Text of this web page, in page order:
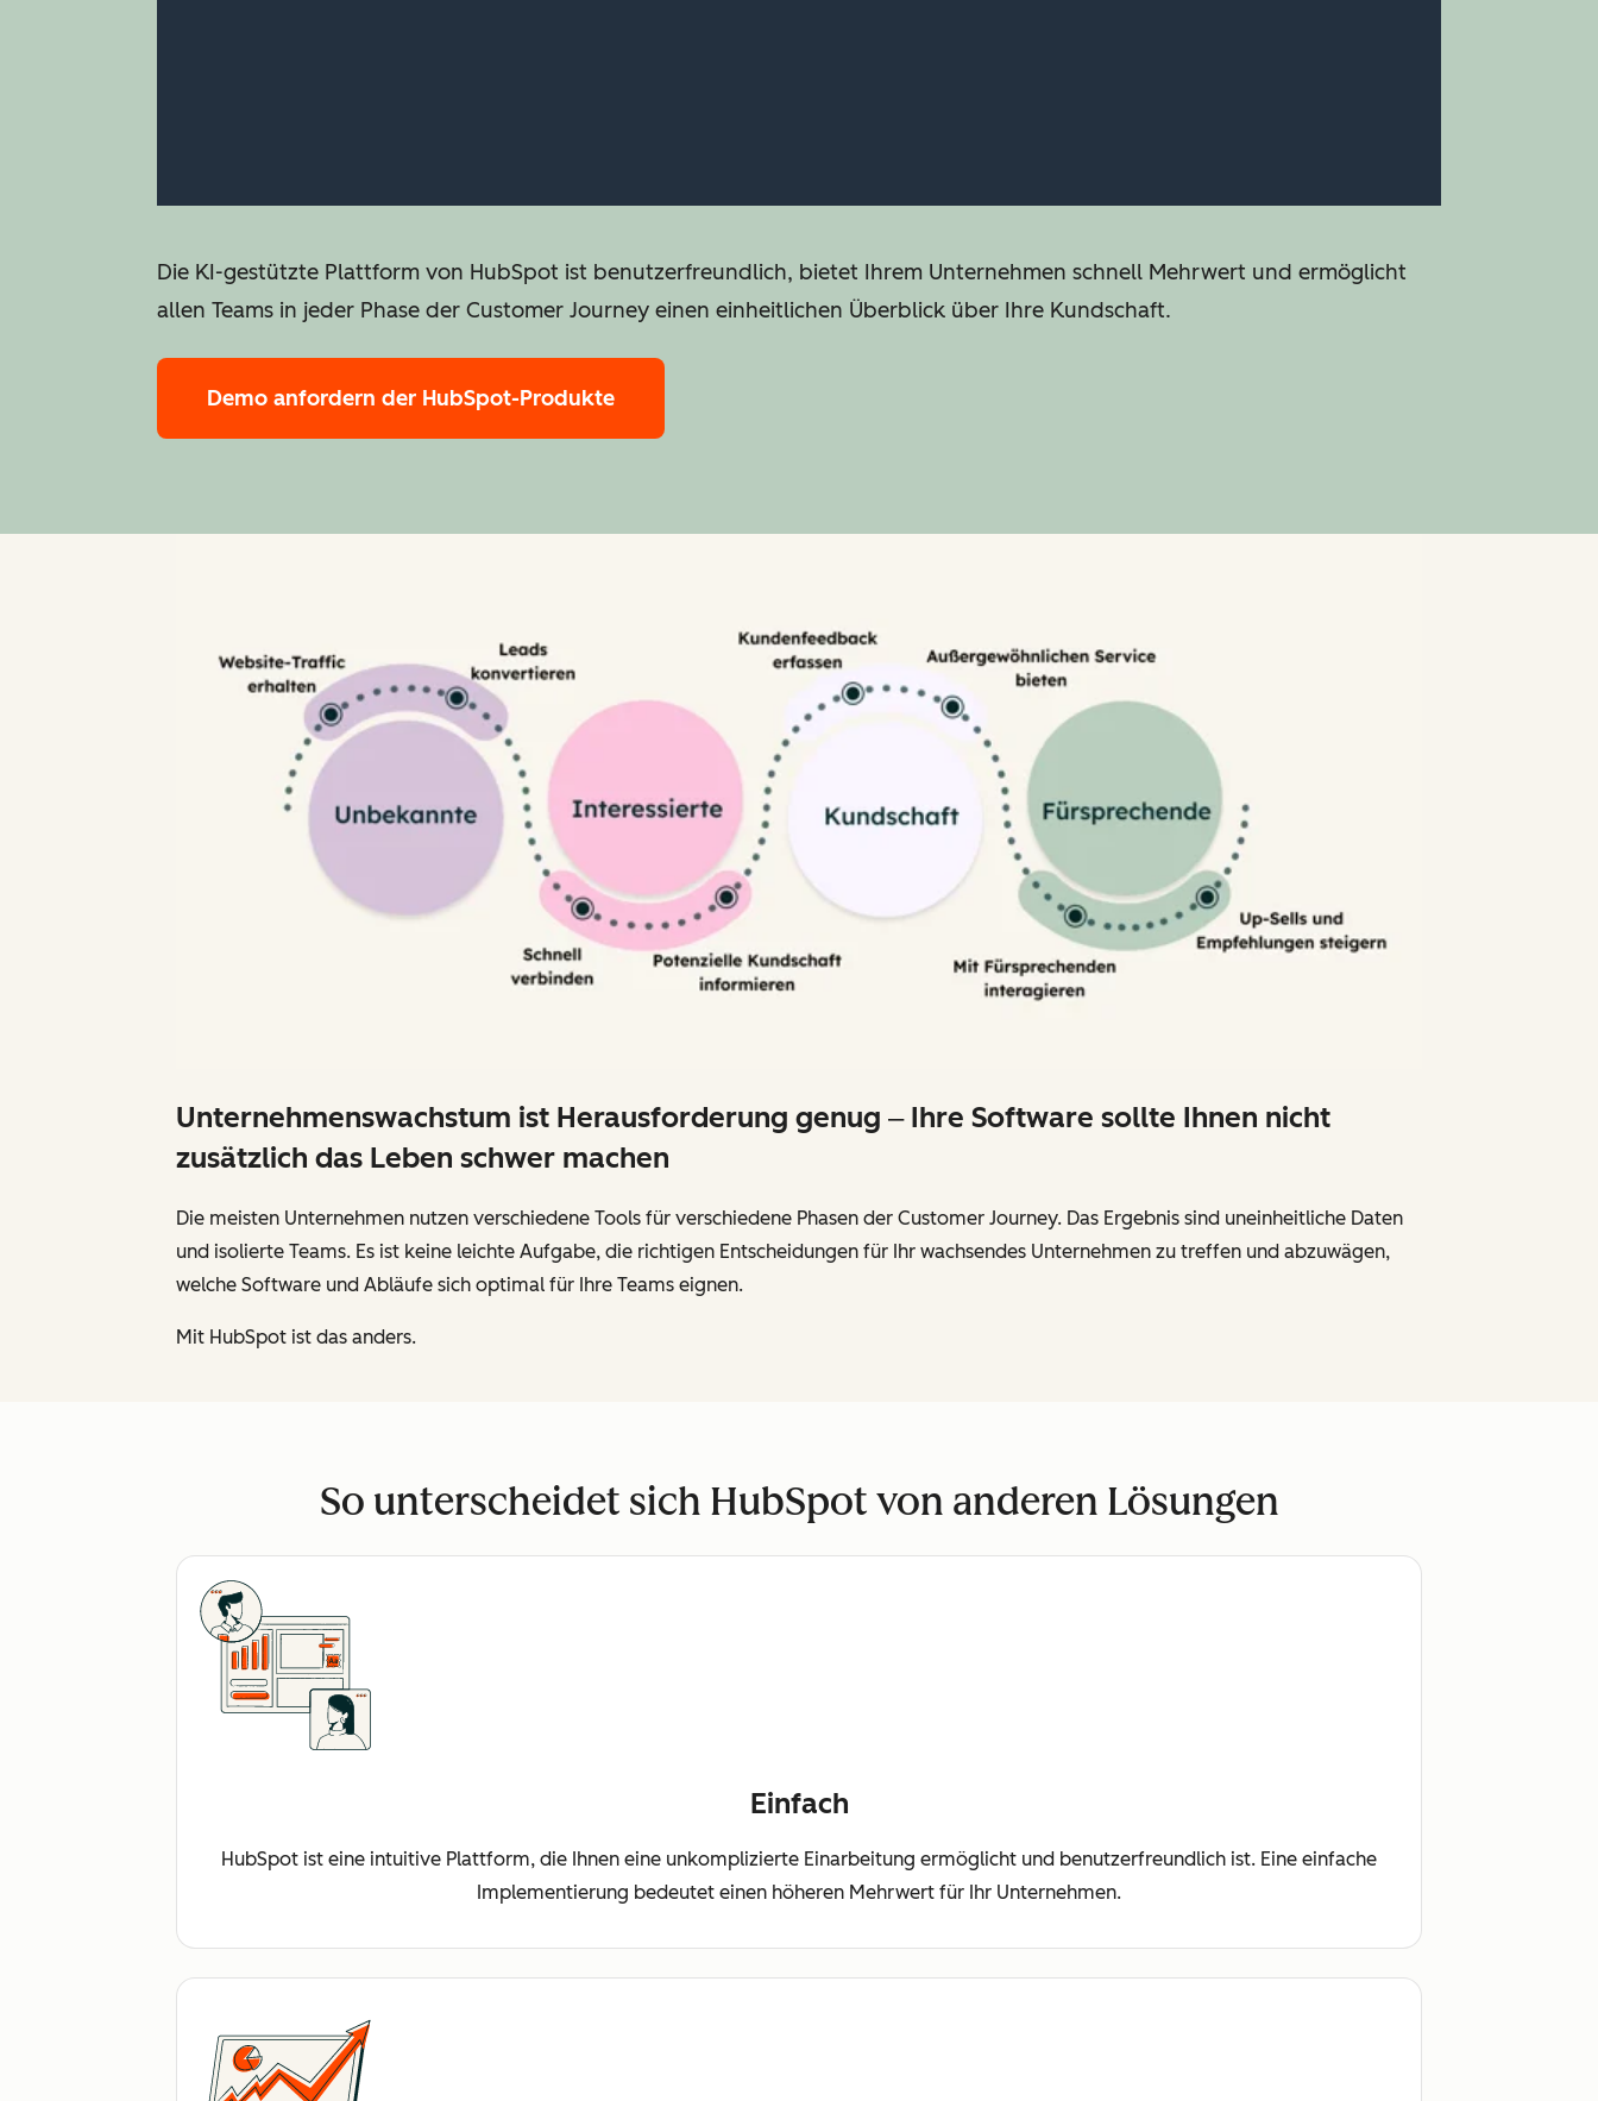
Die KI-gestützte Plattform von HubSpot ist benutzerfreundlich, bietet Ihrem Unternehmen schnell Mehrwert und ermöglicht
allen Teams in jeder Phase der Customer Journey einen einheitlichen Überblick über Ihre Kundschaft.
Demo anfordern der HubSpot-Produkte
Unternehmenswachstum ist Herausforderung genug ‒ Ihre Software sollte Ihnen nicht
zusätzlich das Leben schwer machen
Die meisten Unternehmen nutzen verschiedene Tools für verschiedene Phasen der Customer Journey. Das Ergebnis sind uneinheitliche Daten
und isolierte Teams. Es ist keine leichte Aufgabe, die richtigen Entscheidungen für Ihr wachsendes Unternehmen zu treffen und abzuwägen,
welche Software und Abläufe sich optimal für Ihre Teams eignen.
Mit HubSpot ist das anders.
So unterscheidet sich HubSpot von anderen Lösungen
Einfach
HubSpot ist eine intuitive Plattform, die Ihnen eine unkomplizierte Einarbeitung ermöglicht und benutzerfreundlich ist. Eine einfache
Implementierung bedeutet einen höheren Mehrwert für Ihr Unternehmen.